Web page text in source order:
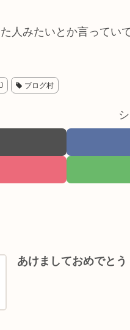
人みたいとか言ってい
ブログ村
￼ あけましておめでとう￼